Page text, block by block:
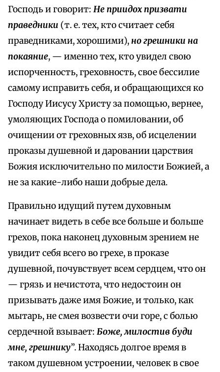
Господь и говорит: Не приидох призвати
праведники (т. е. тех, кто считает себя
праведниками, хорошими),но грешники на
покаяние, — именно тех, кто увидел свою
испорченность, греховность, свое бессилие
самому исправить себя, и обращающихся ко
Господу Иисусу Христу за помощью, вернее,
умоляющих Господа о помиловании, об
очищении от греховных язв, об исцелении
проказы душевной и даровании царствия
Божия исключительно по милости Божией, а
не за какие-либо наши добрые дела.
Правильно идущий путем духовным
начинает видеть в себе все больше и больше
грехов, пока наконец духовным зрением не
увидит себя всего во грехе, в проказе
душевной, почувствует всем сердцем, что он
— грязь и нечистота, что недостоин он
призывать даже имя Божие, и только, как
мытарь, не смея возвести очи горе, с болью
сердечной взывает: Боже, милостив буди
мне, грешнику”. Находясь долгое время в
таком душевном устроении, человек в свое